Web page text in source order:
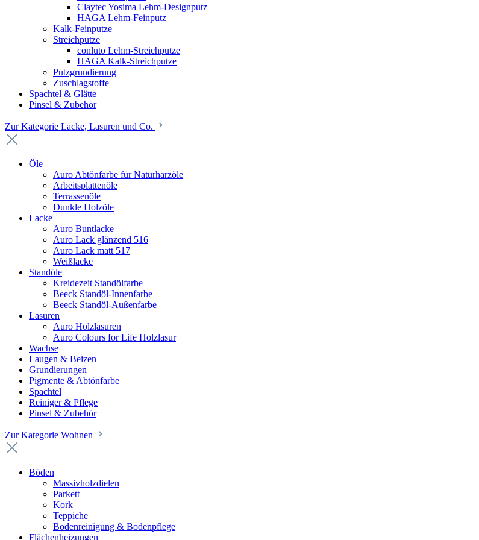
Claytec Yosima Lehm-Designputz
HAGA Lehm-Feinputz
Kalk-Feinputze
Streichputze
conluto Lehm-Streichputze
HAGA Kalk-Streichputze
Putzgrundierung
Zuschlagstoffe
Spachtel & Glätte
Pinsel & Zubehör
Zur Kategorie Lacke, Lasuren und Co.
Öle
Auro Abtönfarbe für Naturharzöle
Arbeitsplattenöle
Terrassenöle
Dunkle Holzöle
Lacke
Auro Buntlacke
Auro Lack glänzend 516
Auro Lack matt 517
Weißlacke
Standöle
Kreidezeit Standölfarbe
Beeck Standöl-Innenfarbe
Beeck Standöl-Außenfarbe
Lasuren
Auro Holzlasuren
Auro Colours for Life Holzlasur
Wachse
Laugen & Beizen
Grundierungen
Pigmente & Abtönfarbe
Spachtel
Reiniger & Pflege
Pinsel & Zubehör
Zur Kategorie Wohnen
Böden
Massivholzdielen
Parkett
Kork
Teppiche
Bodenreinigung & Bodenpflege
Flächenheizungen